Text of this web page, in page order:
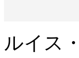
ルイス